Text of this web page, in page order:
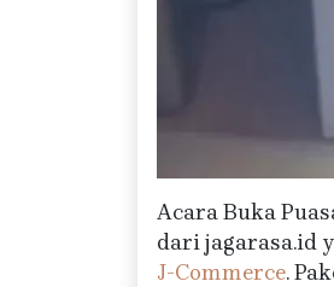
Acara Buka
dari jagarasa.id
J-Commerce.